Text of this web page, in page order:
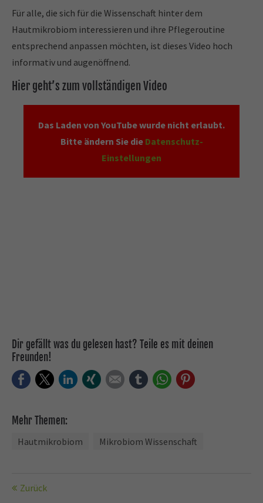
Für alle, die sich für die Wissenschaft hinter dem
Hautmikrobiom interessieren und ihre Pflegeroutine
entsprechend anpassen möchten, ist dieses Video hoch
informativ und augenöffnend.
Hier geht’s zum vollständigen Video
Das Laden von YouTube wurde nicht erlaubt.
Bitte ändern Sie die Datenschutz-
Einstellungen
Dir gefällt was du gelesen hast? Teile es mit deinen
Freunden!
FacebookTwitterLinkedInXing E-mail tumblrWhatsApp
Mehr Themen:
Hautmikrobiom Mikrobiom Wissenschaft
Zurück